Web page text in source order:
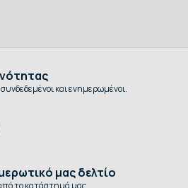
και ενημερωμένοι.
μας δελτίο
το κατάστημά μας.